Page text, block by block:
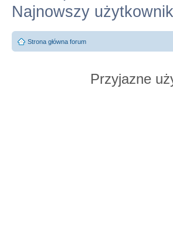
Najnowszy
Strona główna forum
Przyjazne